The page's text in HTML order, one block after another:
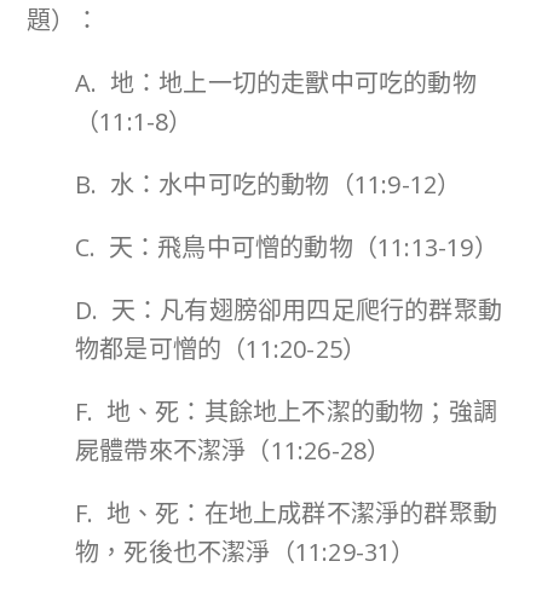
題）：
A. 地：地上一切的走獸中可吃的動物
（11:1-8）
B. 水：水中可吃的動物（11:9-12）
C. 天：飛鳥中可憎的動物（11:13-19）
D. 天：凡有翅膀卻用四足爬行的群聚動
物都是可憎的（11:20-25）
F. 地、死：其餘地上不潔的動物；強調
屍體帶來不潔淨（11:26-28）
F. 地、死：在地上成群不潔淨的群聚動
物，死後也不潔淨（11:29-31）